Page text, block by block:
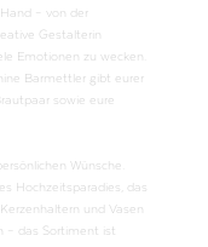
– von der
Gestalterin
Emotionen zu wecken.
Barmettler gibt eurer
sowie eure
Wünsche.
Hochzeitsparadies, das
und Vasen
– das Sortiment ist